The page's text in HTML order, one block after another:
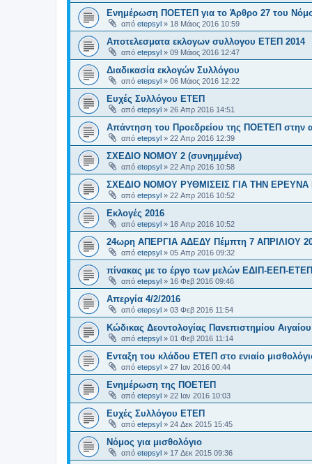
Ενημέρωση ΠΟΕΤΕΠ για το Άρθρο 27 του
από etepsyl » 18 Μάιος 2016 10:59
Αποτελεσματα εκλογων συλλογου ΕΤΕΠ 2014
από etepsyl » 09 Μάιος 2016 12:47
Διαδικασία εκλογών Συλλόγου
από etepsyl » 06 Μάιος 2016 12:22
Ευχές Συλλόγου ΕΤΕΠ
από etepsyl » 26 Απρ 2016 14:51
Απάντηση του Προεδρείου της ΠΟΕΤΕΠ στην
από etepsyl » 22 Απρ 2016 12:39
ΣΧΕΔΙΟ ΝΟΜΟΥ 2 (συνημμένα)
από etepsyl » 22 Απρ 2016 10:58
ΣΧΕΔΙΟ ΝΟΜΟΥ ΡΥΘΜΙΣΕΙΣ ΓΙΑ ΤΗΝ ΕΡΕΥΝΑ
από etepsyl » 22 Απρ 2016 10:52
Εκλογές 2016
από etepsyl » 18 Απρ 2016 10:52
24ωρη ΑΠΕΡΓΙΑ ΑΔΕΔΥ Πέμπτη 7 ΑΠΡΙΛΙΟΥ
από etepsyl » 05 Απρ 2016 09:32
πίνακας με το έργο των μελών ΕΔΙΠ-ΕΕΠ-ΕΤΕΠ
από etepsyl » 16 Φεβ 2016 09:46
Απεργία 4/2/2016
από etepsyl » 03 Φεβ 2016 11:54
Κώδικας Δεοντολογίας Πανεπιστημίου Αιγαίου
από etepsyl » 01 Φεβ 2016 11:14
Ενταξη του κλάδου ΕΤΕΠ στο ενιαίο
από etepsyl » 27 Ιαν 2016 00:44
Ενημέρωση της ΠΟΕΤΕΠ
από etepsyl » 22 Ιαν 2016 10:03
Ευχές Συλλόγου ΕΤΕΠ
από etepsyl » 24 Δεκ 2015 15:45
Νόμος για μισθολόγιο
από etepsyl » 17 Δεκ 2015 09:36